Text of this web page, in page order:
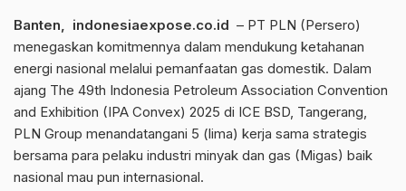
Banten, indonesiaexpose.co.id – PT PLN (Persero)
menegaskan komitmennya dalam mendukung ketahanan
energi nasional melalui pemanfaatan gas domestik. Dalam
ajang The 49th Indonesia Petroleum Association Convention
and Exhibition (IPA Convex) 2025 di ICE BSD, Tangerang,
PLN Group menandatangani 5 (lima) kerja sama strategis
bersama para pelaku industri minyak dan gas (Migas) baik
nasional mau pun internasional.